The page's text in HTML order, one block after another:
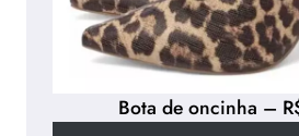
Bota de oncinha –